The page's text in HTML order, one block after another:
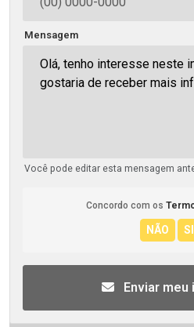
Mensagem
Você pode editar esta mensagem
Concordo com os
Enviar